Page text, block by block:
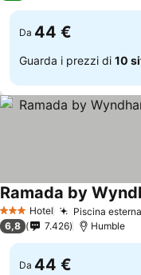
Da 44 €
Guarda i prezzi di 10
3 StelleHotel Piscina
6,8 7.426 Humble
Da 44 €